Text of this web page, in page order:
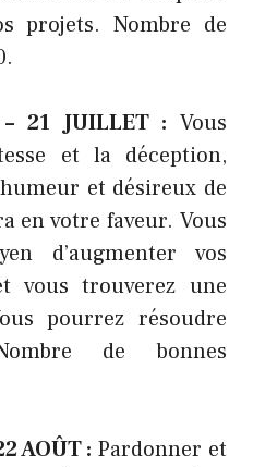
projets. Nombre de
21 JUILLET : Vous
et la déception,
et désireux de
en votre faveur. Vous
d’augmenter vos
vous trouverez une
pourrez résoudre
de bonnes
AOÛT : Pardonner et